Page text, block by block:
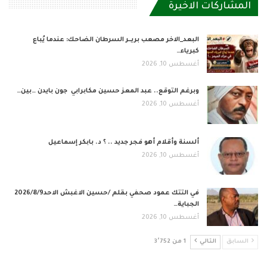
المشاركات الاخيرة
البعد_الاخر مصعب بريــر السرطان الضاحك: عندما يُباع
كبرياء…
أغسطس 10, 2026
وبرغم التوقع.. عبد المعز حسين مكابرابي جون بايدن …بين…
أغسطس 10, 2026
ألسنة وأقلام أهو فجر جديد .. ؟ د. بابكر إسماعيل
أغسطس 10, 2026
في التتك عمود صحفي بقلم /حسين الاغبش الاحد2026/8/9
الجباية…
أغسطس 10, 2026
السابق التالي 1 من 3٬752